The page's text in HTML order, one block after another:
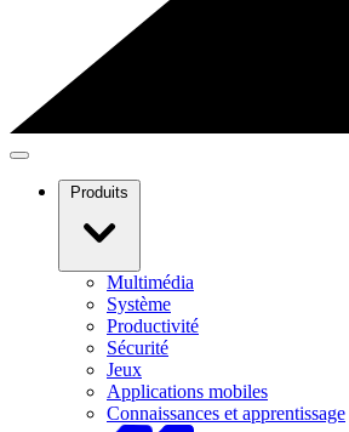
Produits
Multimédia
Système
Productivité
Sécurité
Jeux
Applications mobiles
Connaissances et apprentissage